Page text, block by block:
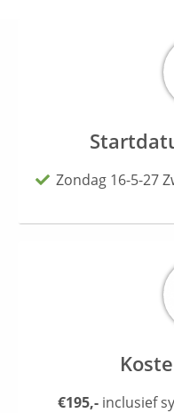
Zondag 16-5-27
€195,- inclusief